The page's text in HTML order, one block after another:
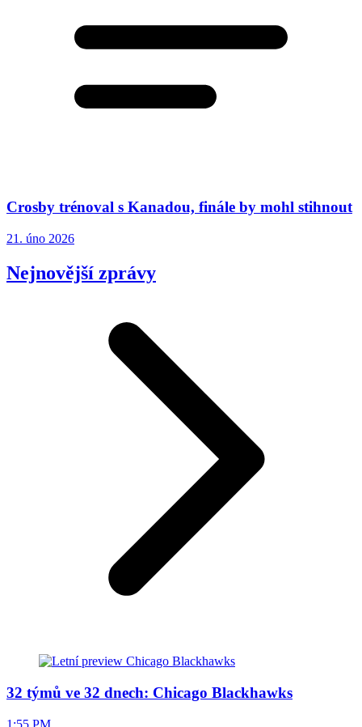
Crosby trénoval s Kanadou, finále by mohl stihnout
21. úno 2026
Nejnovější zprávy
32 týmů ve 32 dnech: Chicago Blackhawks
1:55 PM